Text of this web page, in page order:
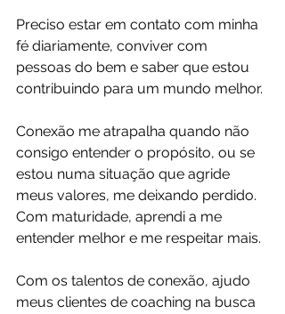
Preciso estar em contato com minha
fé diariamente, conviver com
pessoas do bem e saber que estou
contribuindo para um mundo melhor.
Conexão me atrapalha quando não
consigo entender o propósito, ou se
estou numa situação que agride
meus valores, me deixando perdido.
Com maturidade, aprendi a me
entender melhor e me respeitar mais.
Com os talentos de conexão, ajudo
meus clientes de coaching na busca